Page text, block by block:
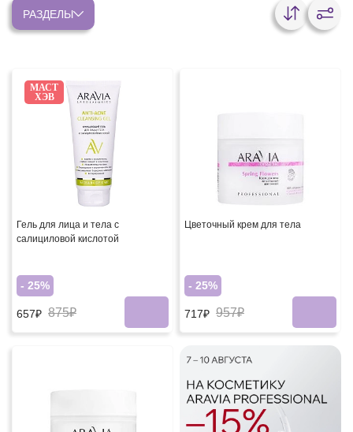
РАЗДЕЛЫ
МАСТ
ХЭВ
Гель для лица и тела с
салициловой кислотой
- 25%
657₽ 875₽
Цветочный крем для тела
- 25%
717₽ 957₽